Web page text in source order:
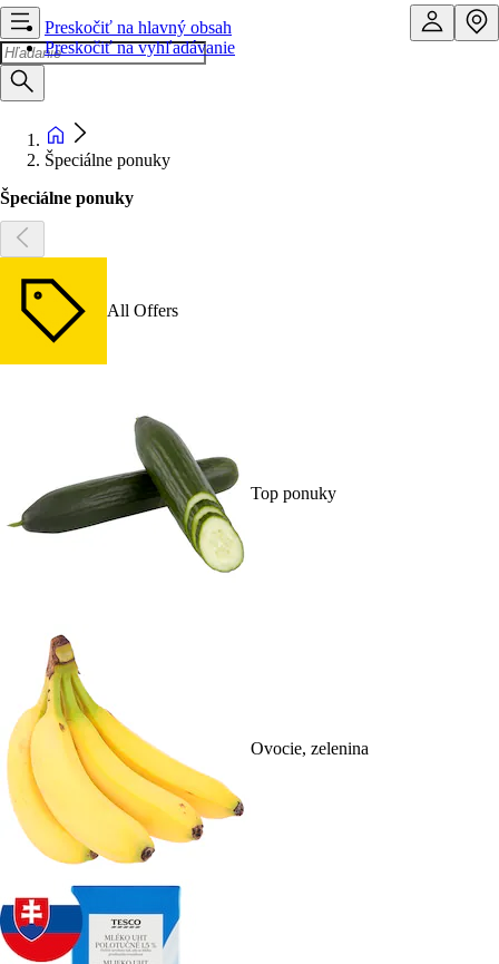
Preskočiť na hlavný obsah
Preskočiť na vyhľadávanie
Špeciálne ponuky
Špeciálne ponuky
All Offers
Top ponuky
Ovocie, zelenina